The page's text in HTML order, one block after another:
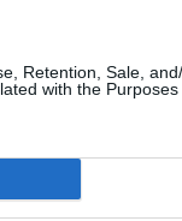
Retention, Sale,
with the